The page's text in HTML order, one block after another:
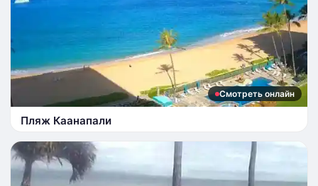
Смотреть онлайн
Пляж Каанапали